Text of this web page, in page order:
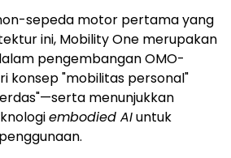
sepeda motor pertama yang
ini, Mobility One merupakan
pengembangan OMO-
konsep "mobilitas personal"
menunjukkan
embodied AIuntuk